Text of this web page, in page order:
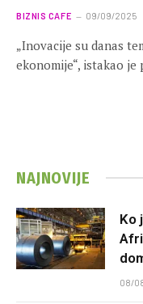
BIZNIS CAFE 09/09/2025
„Inovacije su danas
ekonomije“, istakao
NAJNOVIJE
Ko
08/